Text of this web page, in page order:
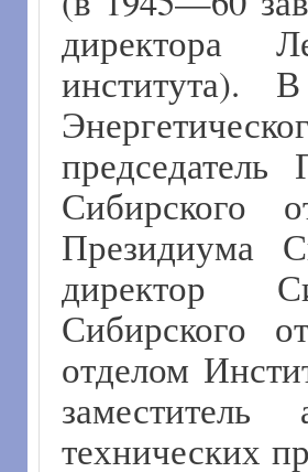
директора
института).
Президиума
директор
Сибирского
отделом
заместитель
технических